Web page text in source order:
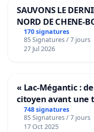
SAUVONS LE
NORD DE CHENE-
170 signatures
85 Signatures / 7 jours
27 Jul 2026
« Lac-Mégantic :
citoyen avant une
de notre territoire »
748 signatures
85 Signatures / 7 jours
17 Oct 2025